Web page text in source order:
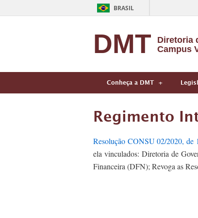
BRASIL
DMT
Diretoria
Campus
Conheça a DMT
Regimento
Resolução CONSU 02/2020, de
ela vinculados: Diretoria de
Financeira (DFN); Revoga as